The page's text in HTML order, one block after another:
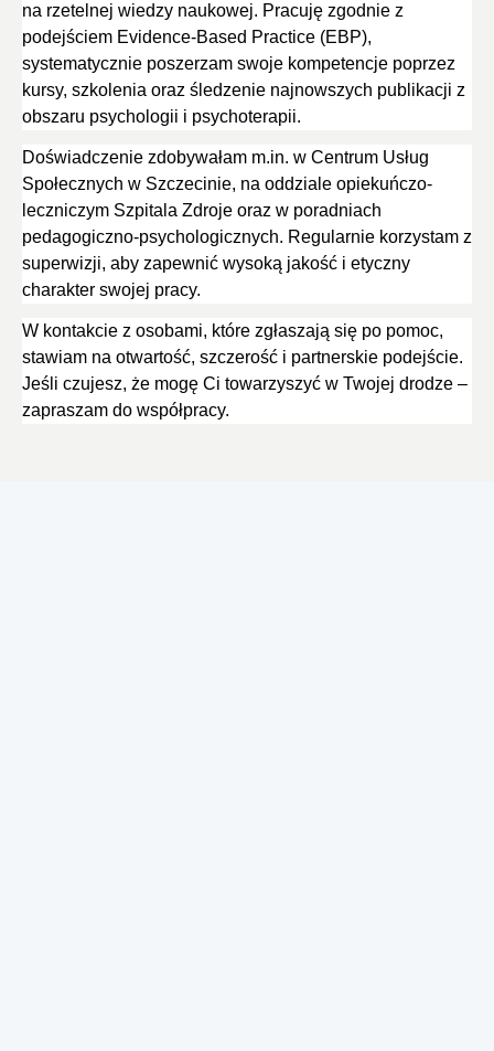
na rzetelnej wiedzy naukowej. Pracuję zgodnie z
podejściem Evidence-Based Practice (EBP),
systematycznie poszerzam swoje kompetencje poprzez
kursy, szkolenia oraz śledzenie najnowszych publikacji z
obszaru psychologii i psychoterapii.
Doświadczenie zdobywałam m.in. w Centrum Usług
Społecznych w Szczecinie, na oddziale opiekuńczo-
leczniczym Szpitala Zdroje oraz w poradniach
pedagogiczno-psychologicznych. Regularnie korzystam z
superwizji, aby zapewnić wysoką jakość i etyczny
charakter swojej pracy.
W kontakcie z osobami, które zgłaszają się po pomoc,
stawiam na otwartość, szczerość i partnerskie podejście.
Jeśli czujesz, że mogę Ci towarzyszyć w Twojej drodze –
zapraszam do współpracy.